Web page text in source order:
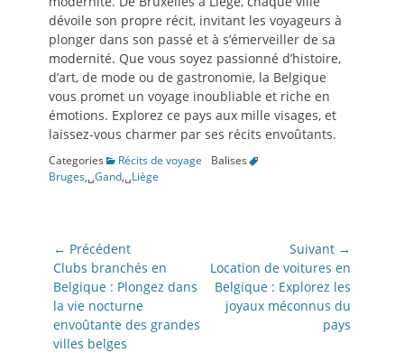
dévoile son propre récit, invitant les voyageurs à
plonger dans son passé et à s’émerveiller de sa
modernité. Que vous soyez passionné d’histoire,
d’art, de mode ou de gastronomie, la Belgique
vous promet un voyage inoubliable et riche en
émotions. Explorez ce pays aux mille visages, et
laissez-vous charmer par ses récits envoûtants.
Categories Récits de voyage
Balises
Bruges,␣Gand,␣Liège
Navigation
de
l’article
← Précédent
Article
précédent:
Clubs branchés en
Belgique : Plongez dans
la vie nocturne
envoûtante des grandes
villes belges
Suivant →
Article
suivant:
Location de voitures en
Belgique : Explorez les
joyaux méconnus du
pays